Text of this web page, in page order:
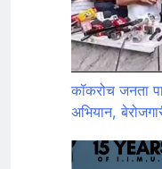
कॉकरोच जनता
अभियान,